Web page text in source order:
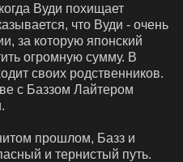
Вуди похищает
что Вуди - очень
за которую японский
огромную сумму. В
своих родственников.
с Баззом Лайтером
прошлом, Базз и
и тернистый путь.